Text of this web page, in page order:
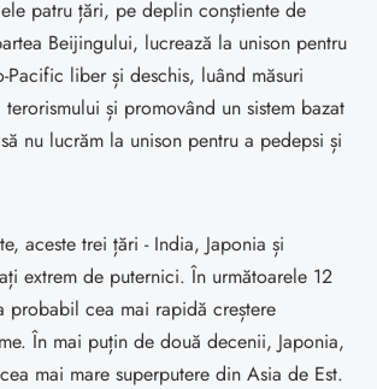
patru țări, pe deplin conștiente de
Beijingului, lucrează la unison pentru
Pacific liber și deschis, luând măsuri
și promovând un sistem bazat
nu lucrăm la unison pentru a pedepsi și
aceste trei țări - India, Japonia și
extrem de puternici. În următoarele 12
probabil cea mai rapidă creștere
În mai puțin de două decenii, Japonia,
mai mare superputere din Asia de Est.